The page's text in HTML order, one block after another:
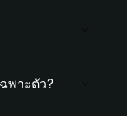
พาะตัว?